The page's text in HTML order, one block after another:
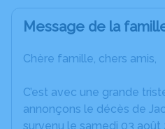
Message de la
Chère famille, chers amis,
C’est avec une grande
annonçons le décès de
survenu le samedi 03 août